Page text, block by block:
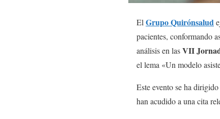
El Grupo Quirónsalud
pacientes, conformando
análisis en lasVII
el lema «Un modelo
Este evento se ha
han acudido a una cita